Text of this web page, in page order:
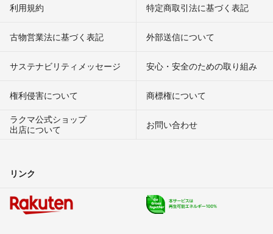
利用規約 特定商取引法に基づく表記
古物営業法に基づく表記 外部送信について
サステナビリティメッセージ 安心・安全のための取り組み
権利侵害について
商標権について
ラクマ公式ショップ
出店について
お問い合わせ
リンク